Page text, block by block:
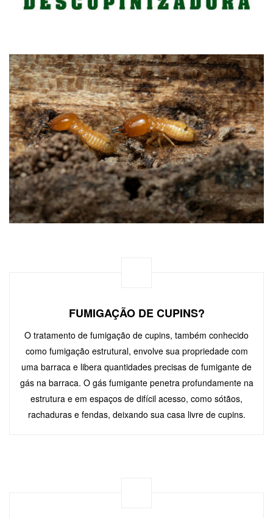
FUMIGAÇÃO DE CUPINS?
O tratamento de fumigação de cupins, também conhecido
como fumigação estrutural, envolve sua propriedade com
uma barraca e libera quantidades precisas de fumigante de
gás na barraca. O gás fumigante penetra profundamente na
estrutura e em espaços de difícil acesso, como sótãos,
rachaduras e fendas, deixando sua casa livre de cupins.